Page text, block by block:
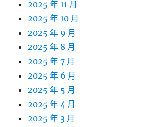
2025 年 11 月
2025 年 10 月
2025 年 9 月
2025 年 8 月
2025 年 7 月
2025 年 6 月
2025 年 5 月
2025 年 4 月
2025 年 3 月